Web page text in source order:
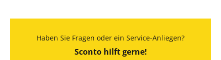
Haben Sie Fragen oder ein Service-Anliegen?
Sconto hilft gerne!